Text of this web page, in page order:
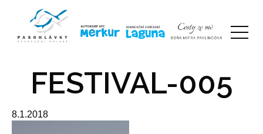
FESTIVAL-005
8.1.2018